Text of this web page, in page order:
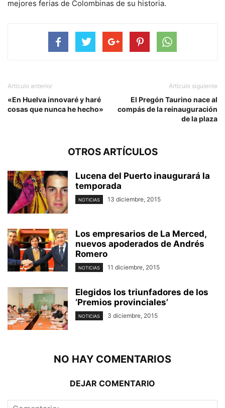
mejores ferias de Colombinas de su historia.
Artículo anterior
«En Huelva innovaré y haré
cosas que nunca he hecho»
Artículo siguiente
El Pregón Taurino nace al
compás de la reinauguración
de la plaza
OTROS ARTÍCULOS
Lucena del Puerto inaugurará la
temporada
NOTICIAS 13 diciembre, 2015
Los empresarios de La Merced,
nuevos apoderados de Andrés
Romero
NOTICIAS 11 diciembre, 2015
Elegidos los triunfadores de los
‘Premios provinciales’
NOTICIAS 3 diciembre, 2015
NO HAY COMENTARIOS
DEJAR COMENTARIO